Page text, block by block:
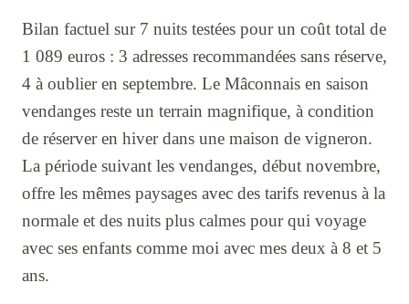
Bilan factuel sur 7 nuits testées pour un coût total de
1 089 euros : 3 adresses recommandées sans réserve,
4 à oublier en septembre. Le Mâconnais en saison
vendanges reste un terrain magnifique, à condition
de réserver en hiver dans une maison de vigneron.
La période suivant les vendanges, début novembre,
offre les mêmes paysages avec des tarifs revenus à la
normale et des nuits plus calmes pour qui voyage
avec ses enfants comme moi avec mes deux à 8 et 5
ans.